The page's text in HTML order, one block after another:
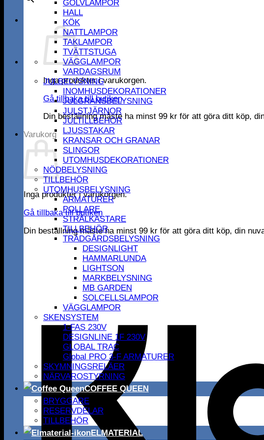
Inga produkter i varukorgen.
Gå tillbaka till butiken
Din beställning måste ha minst 99 kr för att göra ditt köp,
Varukorg
Inga produkter i varukorgen.
Gå tillbaka till butiken
Din beställning måste ha minst 99 kr för att göra ditt köp, din
GOLVLAMPOR
HALL
KÖK
NATTLAMPOR
TAKLAMPOR
TVÄTTSTUGA
VÄGGLAMPOR
VARDAGSRUM
JULBELYSNING
INOMHUSDEKORATIONER
JULGRANSBELYSNING
JULSTJÄRNOR
JULTILLBEHÖR
LJUSSTAKAR
KRANSAR OCH GRANAR
SLINGOR
UTOMHUSDEKORATIONER
NÖDBELYSNING
TILLBEHÖR
UTOMHUSBELYSNING
ARMATURER
POLLARE
STRÅLKASTARE
TILLBEHÖR
TRÄDGÅRDSBELYSNING
DESIGNLIGHT
HAMMARLUNDA
LIGHTSON
MARKBELYSNING
MB GARDEN
SOLCELLSLAMPOR
VÄGGLAMPOR
SKENSYSTEM
1-FAS 230V
DESIGNLINE 1F 230V
GLOBAL TRAC
Global PRO 3-F ARMATURER
SKYMNINGSRELÄER
NÄRVAROSTYRNING
COFFEE QUEEN
BRYGGARE
RESERVDELAR
TILLBEHÖR
ELMATERIAL